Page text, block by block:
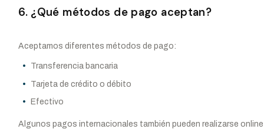
6. ¿Qué métodos de pago aceptan?
Aceptamos diferentes métodos de pago:
Transferencia bancaria
Tarjeta de crédito o débito
Efectivo
Algunos pagos internacionales también pueden realizarse online